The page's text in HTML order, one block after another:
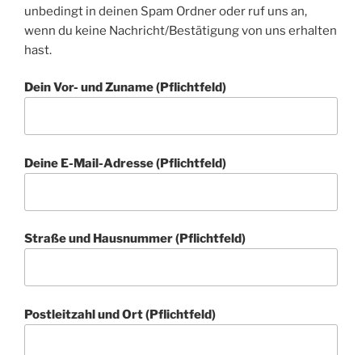
unbedingt in deinen Spam Ordner oder ruf uns an,
wenn du keine Nachricht/Bestätigung von uns erhalten
hast.
Dein Vor- und Zuname (Pflichtfeld)
Deine E-Mail-Adresse (Pflichtfeld)
Straße und Hausnummer (Pflichtfeld)
Postleitzahl und Ort (Pflichtfeld)